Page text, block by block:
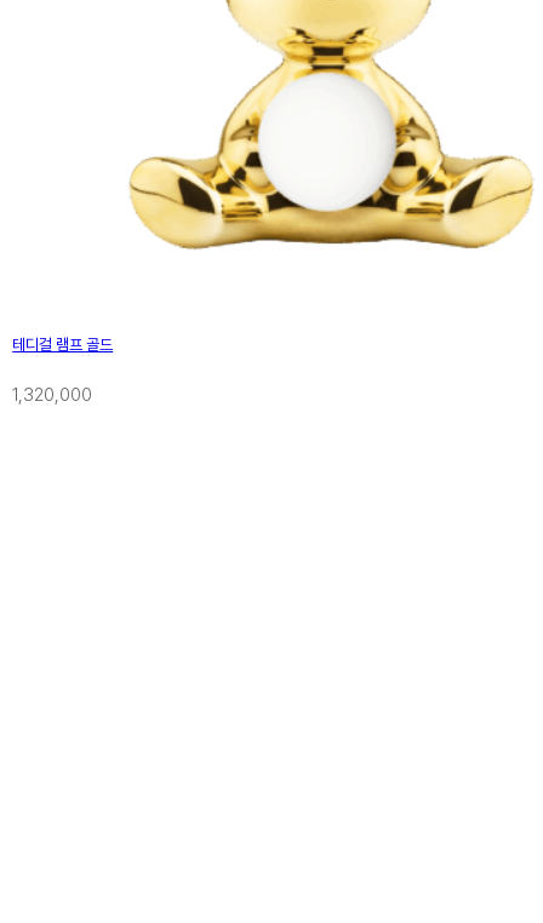
테디걸 램프 골드
1,320,000